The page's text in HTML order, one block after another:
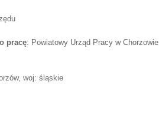
pracę: Powiatowy Urząd Pracy w Chorzowie
woj: śląskie